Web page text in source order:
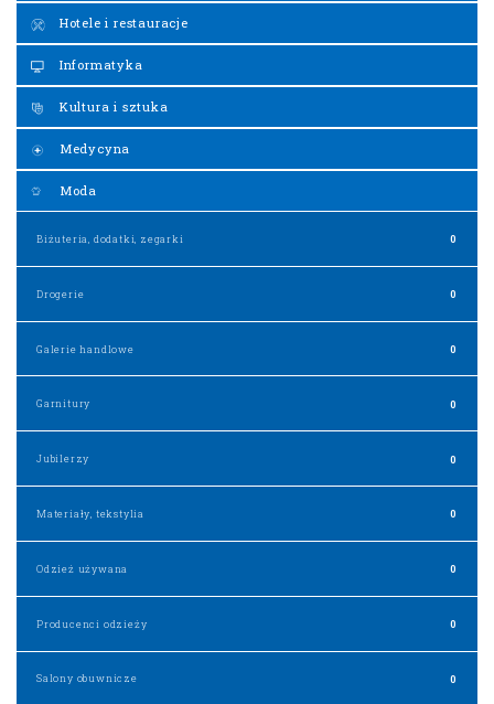
Hotele i restauracje
Informatyka
Kultura i sztuka
Medycyna
Moda
Biżuteria, dodatki, zegarki 0
Drogerie 0
Galerie handlowe 0
Garnitury 0
Jubilerzy 0
Materiały, tekstylia 0
Odzież używana 0
Producenci odzieży 0
Salony obuwnicze 0